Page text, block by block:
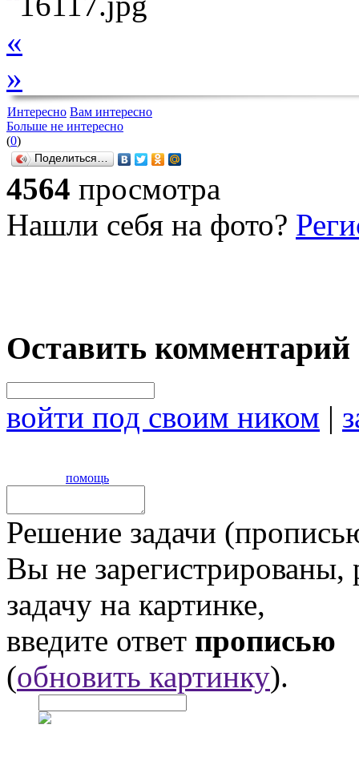
«
»
Интересно Вам интересно
Больше не интересно
(0)
Поделиться…
4564 просмотра
Нашли себя на фото?
Оставить комментарий
войти под своим ником |
помощь
Решение задачи
Вы не
задачу на картинке,
введите ответ прописью
(обновить картинку).